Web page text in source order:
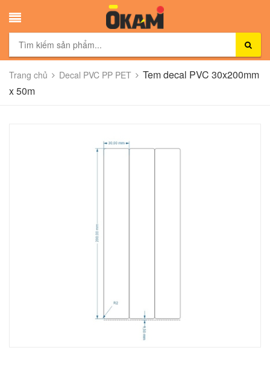
Trang chủ Decal PVC PP PET
Tem decal PVC 30x200mm
x 50m